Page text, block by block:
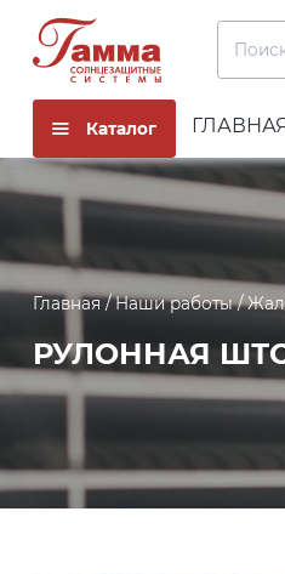
Каталог ГЛАВНАЯ
Главная Наши работы
РУЛОННАЯ